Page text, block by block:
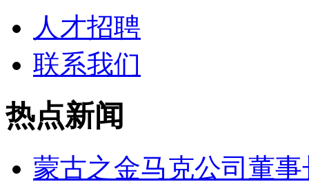
人才招聘
联系我们
热点新闻
蒙古之金马克公司董